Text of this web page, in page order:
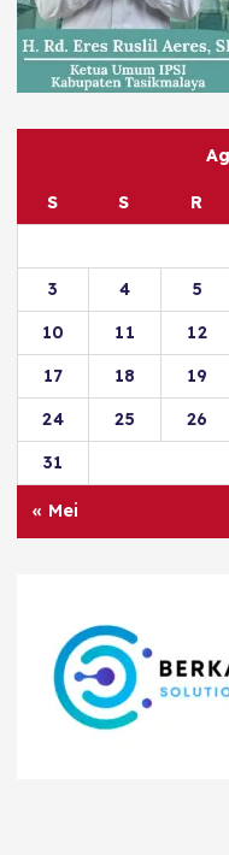
S S R
3
4 5
10
11 12
17
18 19
24
25 26
31
« Mei